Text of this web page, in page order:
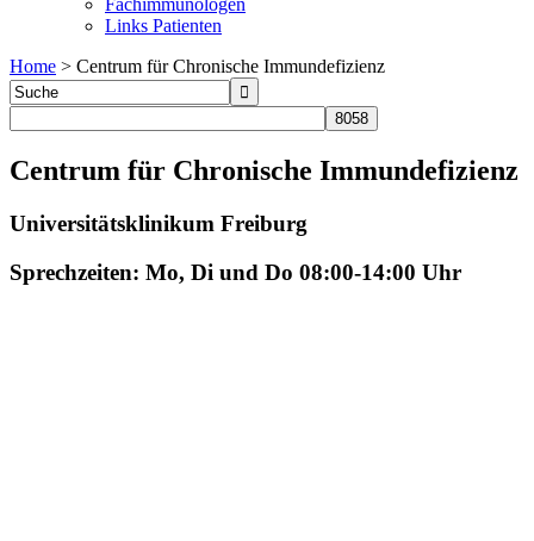
Fachimmunologen
Links Patienten
Home > Centrum für Chronische Immundefizienz
Centrum für Chronische Immundefizienz
Universitätsklinikum Freiburg
Sprechzeiten: Mo, Di und Do 08:00-14:00 Uhr